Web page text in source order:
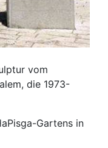
vom
die 1973-
Gartens in